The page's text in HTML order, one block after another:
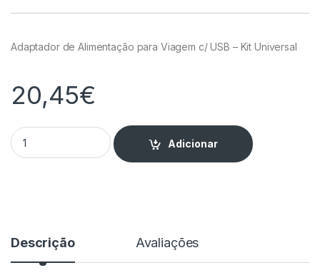
Adaptador de Alimentação para Viagem c/ USB – Kit Universal
20,45€
Adaptador de Alimentação para Viagem c/ USB - Kit
Adicionar
Descrição Avaliações